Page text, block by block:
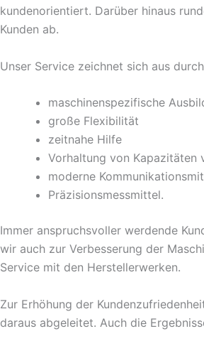
kundenorientiert. Darüber hinaus
Kunden ab.
Unser Service zeichnet sich aus
maschinenspezifische
große Flexibilität
zeitnahe Hilfe
Vorhaltung von Kapazitäten
moderne
Präzisionsmessmittel.
Immer anspruchsvoller werdende
wir auch zur Verbesserung der
Service mit den Herstellerwerken.
Zur Erhöhung der
daraus abgeleitet. Auch die